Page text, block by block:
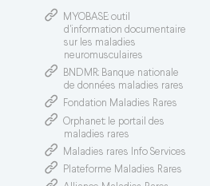
MYOBASE: outil
d'information documentaire
sur les maladies
neuromusculaires
BNDMR: Banque nationale
de données maladies rares
Fondation Maladies Rares
Orphanet: le portail des
maladies rares
Maladies rares Info Services
Plateforme Maladies Rares